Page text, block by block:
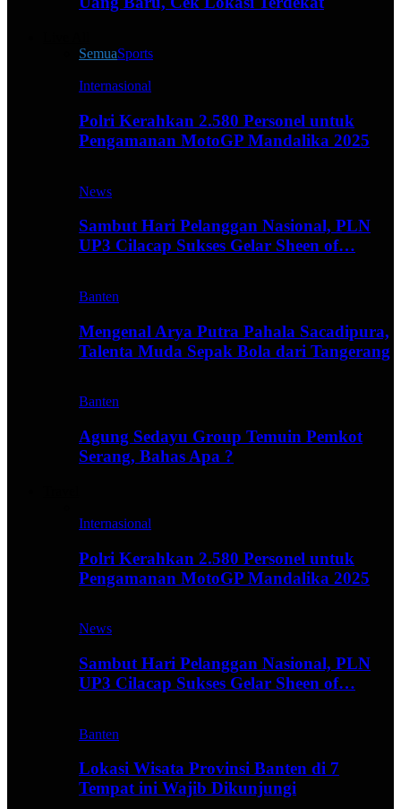
SemuaSports
Internasional
Polri Kerahkan 2.580 Personel untuk
Pengamanan MotoGP Mandalika 2025
News
Sambut Hari Pelanggan Nasional, PLN
UP3 Cilacap Sukses Gelar Sheen of…
Banten
Mengenal Arya Putra Pahala Sacadipura,
Talenta Muda Sepak Bola dari Tangerang
Banten
Agung Sedayu Group Temuin Pemkot
Serang, Bahas Apa ?
Internasional
Polri Kerahkan 2.580 Personel untuk
Pengamanan MotoGP Mandalika 2025
News
Sambut Hari Pelanggan Nasional, PLN
UP3 Cilacap Sukses Gelar Sheen of…
Banten
Lokasi Wisata Provinsi Banten di 7
Tempat ini Wajib Dikunjungi